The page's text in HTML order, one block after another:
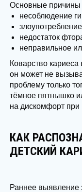
Основные причины
несоблюдение
недостаток
неправильное
Коварство
он может не
проблему только
тёмное пятнышко
на дискомфорт
КАК
ДЕТСКИЙ
Раннее